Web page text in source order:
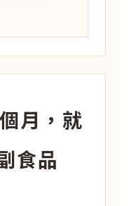
月，就
食品